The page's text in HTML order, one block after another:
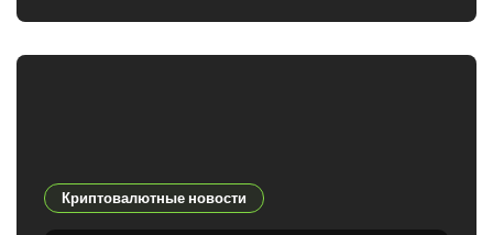
Криптовалютные новости